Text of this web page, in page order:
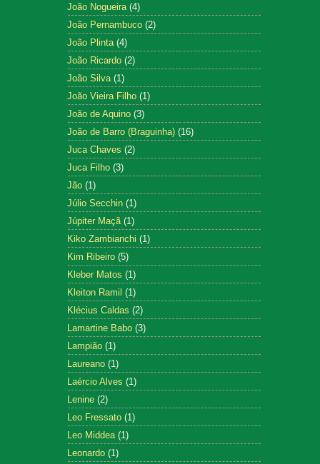
João Nogueira (4)
João Pernambuco (2)
João Plinta (4)
João Ricardo (2)
João Silva (1)
João Vieira Filho (1)
João de Aquino (3)
João de Barro (Braguinha) (16)
Juca Chaves (2)
Juca Filho (3)
Jão (1)
Júlio Secchin (1)
Júpiter Maçã (1)
Kiko Zambianchi (1)
Kim Ribeiro (5)
Kleber Matos (1)
Kleiton Ramil (1)
Klécius Caldas (2)
Lamartine Babo (3)
Lampião (1)
Laureano (1)
Laércio Alves (1)
Lenine (2)
Leo Fressato (1)
Leo Middea (1)
Leonardo (1)